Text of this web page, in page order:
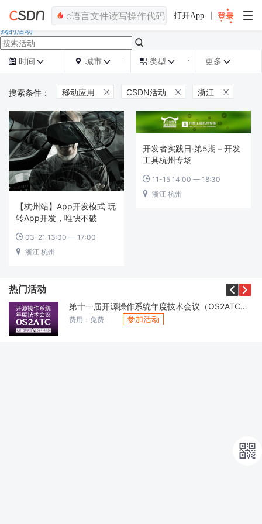
打开App
发现活动
我的活动

 时间   城市   类型  更多 
移动应用  CSDN活动  浙江 
【杭州站】App开发模式 玩
转App开发，唯快不破
 03-21 13:00 — 17:00
 浙江 杭州
开发者实践日·第5期－开发
工具杭州专场
 11-15 14:00 — 18:30
 浙江 杭州
热门活动 
第十一届开源操作系统年度技术会议（OS2ATC）2024
费用：免费 参加活动
